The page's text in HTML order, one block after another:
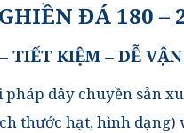
ĐÁ 180 –
TIẾT KIỆM – DỄ
dây chuyền sản
thước hạt, hình